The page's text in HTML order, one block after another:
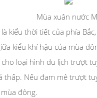
Mùa xuân nước
kiểu thời tiết của phía
kiểu khí hậu của mùa
loại hình du lịch trượt
thấp. Nếu đam mê trượt
đông.